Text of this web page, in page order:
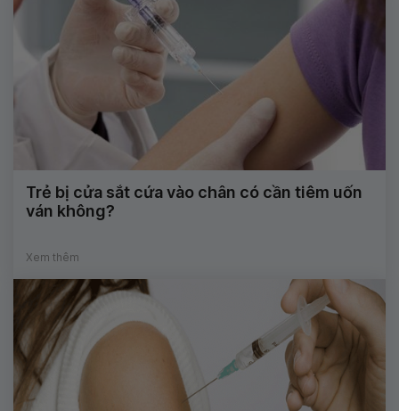
Trẻ bị cửa sắt cứa vào chân có cần tiêm uốn
ván không?
Xem thêm